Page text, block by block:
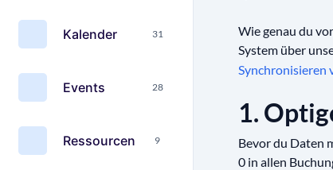
Kalender 31
Events 28
Ressourcen 9
Wie genau du
System über
Synchronisieren
1.
Bevor du Daten
0 in allen